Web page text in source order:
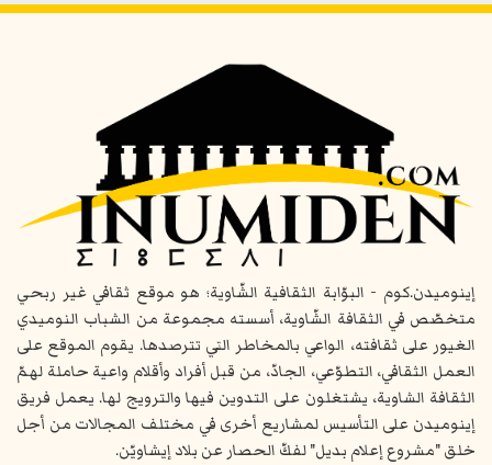
إينوميدن.كوم - البوّابة الثقافية الشّاوية؛ هو موقع ثقافي غير ربحي
متخصّص في الثقافة الشّاوية، أسسته مجموعة من الشباب النوميدي
الغيور على ثقافته، الواعي بالمخاطر التي تترصدها. يقوم الموقع على
العمل الثقافي، التطوّعي، الجادّ، من قبل أفراد وأقلام واعية حاملة لهمّ
الثقافة الشاوية، يشتغلون على التدوين فيها والترويج لها. يعمل فريق
إينوميدن على التأسيس لمشاريع أخرى في مختلف المجالات من أجل
خلق "مشروع إعلام بديل" لفكّ الحصار عن بلاد إيشاويّن.